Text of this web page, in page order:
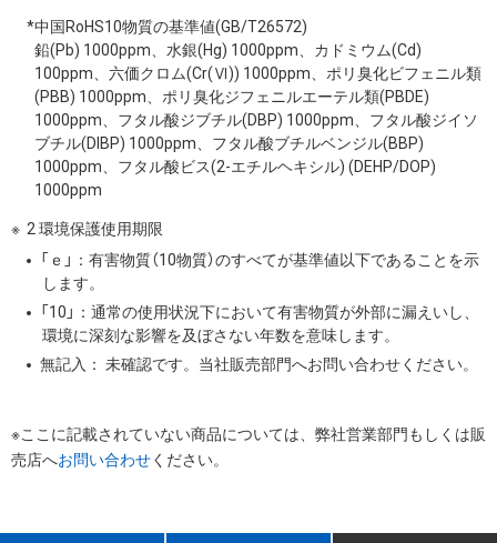
*中国RoHS10物質の基準値(GB/T26572)
鉛(Pb) 1000ppm、水銀(Hg) 1000ppm、カドミウム(Cd)
100ppm、六価クロム(Cr(Ⅵ)) 1000ppm、ポリ臭化ビフェニル類
(PBB) 1000ppm、ポリ臭化ジフェニルエーテル類(PBDE)
1000ppm、フタル酸ジブチル(DBP) 1000ppm、フタル酸ジイソ
ブチル(DIBP) 1000ppm、フタル酸ブチルベンジル(BBP)
1000ppm、フタル酸ビス(2-エチルヘキシル) (DEHP/DOP)
1000ppm
2 環境保護使用期限
「ｅ」：有害物質（10物質）のすべてが基準値以下であることを示
します。
「10」：通常の使用状況下において有害物質が外部に漏えいし、
環境に深刻な影響を及ぼさない年数を意味します。
無記入： 未確認です。当社販売部門へお問い合わせください。
※ここに記載されていない商品については、弊社営業部門もしくは販
売店へお問い合わせください。